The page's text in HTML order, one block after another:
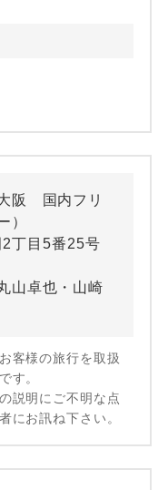
阪 国内フリ
）
丁目5番25号
山卓也・山崎
客様の旅行を取扱
す。
説明にご不明な点
にお訊ね下さい。